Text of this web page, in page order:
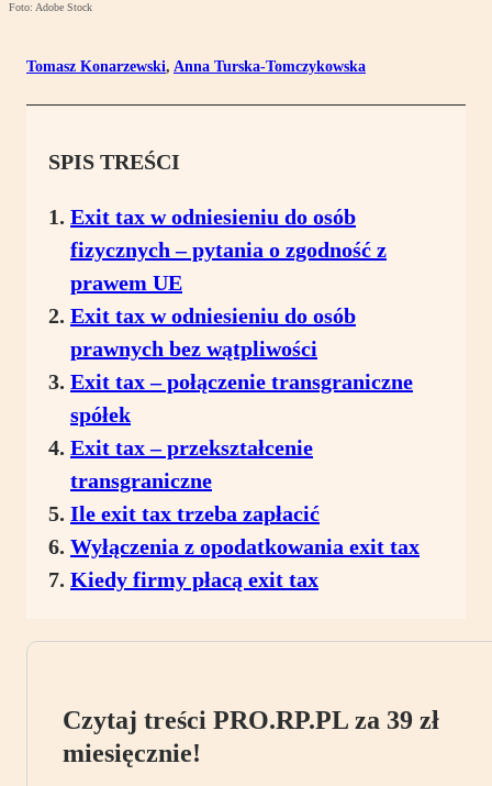
Foto: Adobe Stock
Tomasz Konarzewski, Anna Turska-Tomczykowska
SPIS TREŚCI
Exit tax w odniesieniu do osób
fizycznych – pytania o zgodność z
prawem UE
Exit tax w odniesieniu do osób
prawnych bez wątpliwości
Exit tax – połączenie transgraniczne
spółek
Exit tax – przekształcenie
transgraniczne
Ile exit tax trzeba zapłacić
Wyłączenia z opodatkowania exit tax
Kiedy firmy płacą exit tax
Czytaj treści PRO.RP.PL za 39 zł
miesięcznie!